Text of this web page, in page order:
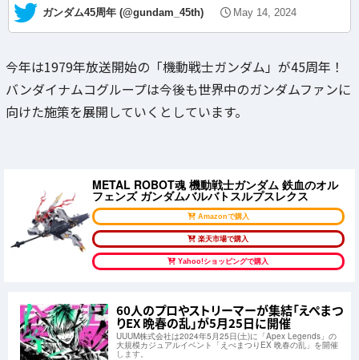
— ガンダム45周年 (@gundam_45th) May 14, 2024
今年は1979年放送開始の「機動戦士ガンダム」が45周年！
バンダイナムコグループは今後も世界中のガンダムファンに
向けた施策を展開していくとしています。
METAL ROBOT魂 機動戦士ガンダム 鉄血のオル
フェンズ ガンダムバルバトスルプスレクス
Amazonで購入
楽天市場で購入
Yahoo!ショッピングで購入
60人のプロやストリーマーが集結「えぺまつ
りEX 晩春の乱」が5月25日に開催
UUUM株式会社は2024年5月25日(土)に「Apex Legends」の
大規模カジュアルイベント「えぺまつりEX 晩春の乱」を開催
します。